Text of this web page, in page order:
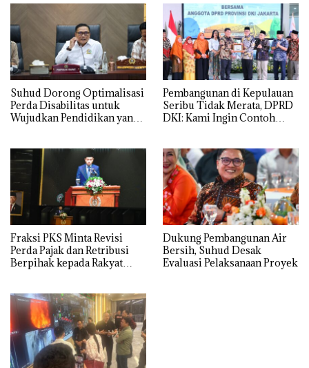
Suhud Dorong Optimalisasi
Perda Disabilitas untuk
Wujudkan Pendidikan yang
Pembangunan di Kepulauan
Seribu Tidak Merata, DPRD
DKI: Kami Ingin Contoh
Fraksi PKS Minta Revisi
Perda Pajak dan Retribusi
Berpihak kepada Rakyat
Dukung Pembangunan Air
Bersih, Suhud Desak
Evaluasi Pelaksanaan Proyek